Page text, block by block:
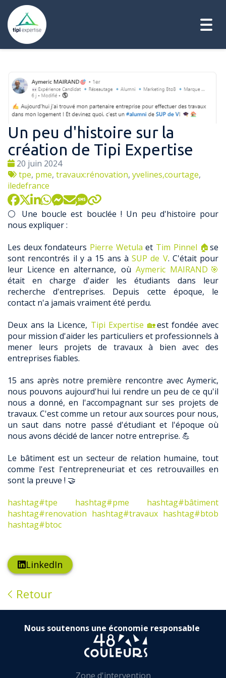
Un peu d'histoire sur la
création de Tipi Expertise
Date
:
20 juin 2024
Tags
:
tpe, pme, travaux:rénovation, yvelines,courtage,
iledefrance
⚪ Une boucle est bouclée ! Un peu d'histoire pour
nous expliquer :
Les deux fondateurs Pierre Wetula et Tim Pinnel 🏠se
sont rencontrés il y a 15 ans à SUP de V. C'était pour
leur Licence en alternance, où Aymeric MAIRAND🎯
était en charge d'aider les étudiants dans leur
recherche d'entreprises. Depuis cette époque, le
contact n'a jamais vraiment été perdu.
Deux ans la Licence, Tipi Expertise 🏡est fondée avec
pour mission d'aider les particuliers et professionnels à
mener leurs projets de travaux à bien avec des
entreprises fiables.
15 ans après notre première rencontre avec Aymeric,
nous pouvons aujourd'hui lui rendre un peu de ce qu'il
nous a donné, en l'accompagnant sur ses projets de
travaux. C'est comme un retour aux sources pour nous,
un saut dans notre passé d'étudiant et l'époque où
nous avons décidé de lancer notre entreprise. 💪
Le bâtiment est un secteur de relation humaine, tout
comme l'est l'entrepreneuriat et ces retrouvailles en
sont la preuve ! 🤝
hashtag#tpe
hashtag#pme
hashtag#bâtiment
hashtag#renovation hashtag#travaux hashtag#btob
hashtag#btoc
LinkedIn
Retour
Nous soutenons une économie responsable
Zone d'intervention